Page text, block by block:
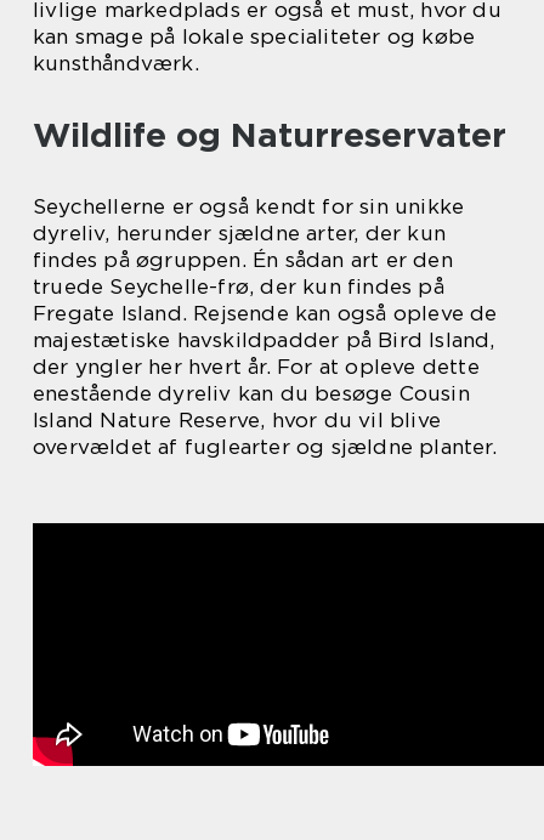
livlige markedplads er også et must, hvor du
kan smage på lokale specialiteter og købe
kunsthåndværk.
Wildlife og Naturreservater
Seychellerne er også kendt for sin unikke
dyreliv, herunder sjældne arter, der kun
findes på øgruppen. Én sådan art er den
truede Seychelle-frø, der kun findes på
Fregate Island. Rejsende kan også opleve de
majestætiske havskildpadder på Bird Island,
der yngler her hvert år. For at opleve dette
enestående dyreliv kan du besøge Cousin
Island Nature Reserve, hvor du vil blive
overvældet af fuglearter og sjældne planter.